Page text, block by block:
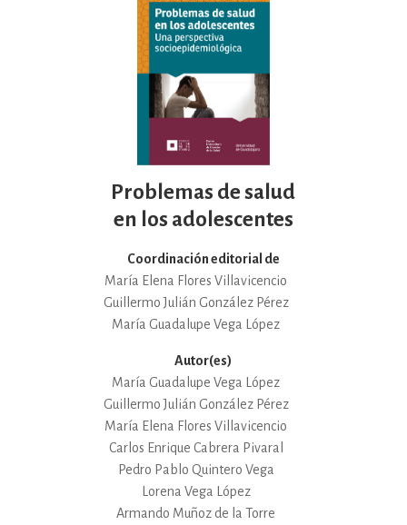
Problemas de salud
en los adolescentes
Coordinación editorial de
María Elena Flores Villavicencio
Guillermo Julián González Pérez
María Guadalupe Vega López
Autor(es)
María Guadalupe Vega López
Guillermo Julián González Pérez
María Elena Flores Villavicencio
Carlos Enrique Cabrera Pivaral
Pedro Pablo Quintero Vega
Lorena Vega López
Armando Muñoz de la Torre